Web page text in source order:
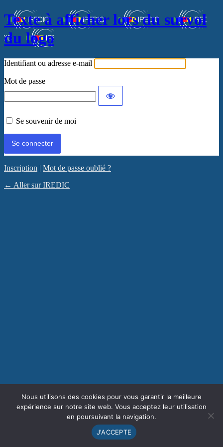
Texte à afficher lors du survol
du logo
Identifiant ou adresse e-mail
Mot de passe
Se souvenir de moi
Inscription | Mot de passe oublié ?
← Aller sur IREDIC
Nous utilisons des cookies pour vous garantir la meilleure
expérience sur notre site web. Vous acceptez leur utilisation
en poursuivant la navigation.
J'ACCEPTE